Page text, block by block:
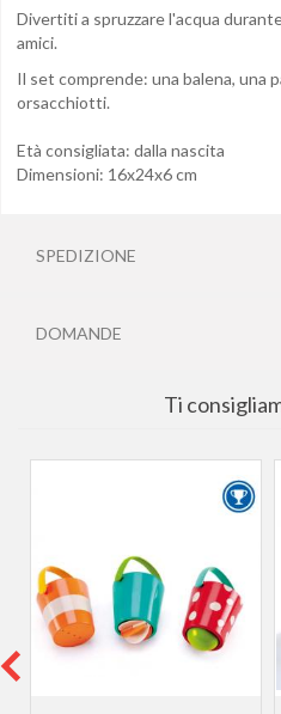
Divertiti a spruzzare l'acqua
amici.
Il set comprende: una balena, una
orsacchiotti.
Età consigliata: dalla nascita
Dimensioni: 16x24x6 cm
SPEDIZIONE
DOMANDE
Ti